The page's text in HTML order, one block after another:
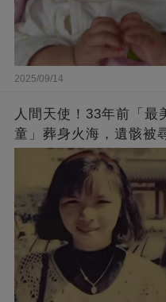
2025/09/14
人間天使！33年前「最
童」葬身火海，遺骸被
崩：真正的英雄不該被